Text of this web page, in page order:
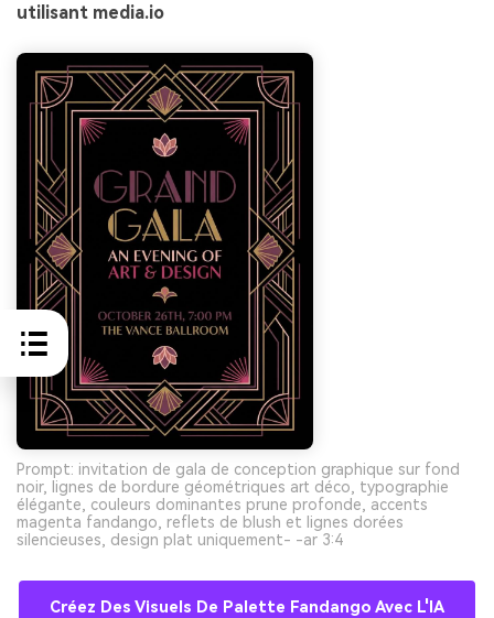
utilisant media.io
Prompt: invitation de gala de conception graphique sur fond
noir, lignes de bordure géométriques art déco, typographie
élégante, couleurs dominantes prune profonde, accents
magenta fandango, reflets de blush et lignes dorées
silencieuses, design plat uniquement- -ar 3:4
Créez Des Visuels De Palette Fandango Avec L'IA